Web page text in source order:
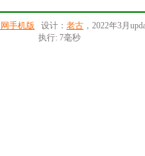
手机版 设计： 老古 ，2022年3月
执行: 7毫秒